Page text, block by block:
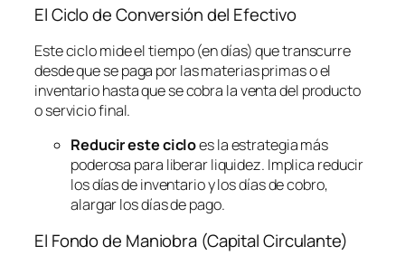
El Ciclo de Conversión del Efectivo
Este ciclo mide el tiempo (en días) que transcurre
desde que se paga por las materias primas o el
inventario hasta que se cobra la venta del producto
o servicio final.
Reducir este cicloes la estrategia más
poderosa para liberar liquidez. Implica reducir
los días de inventario y los días de cobro,
alargar los días de pago.
El Fondo de Maniobra (Capital Circulante)